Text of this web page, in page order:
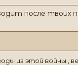
после твоих
из этой войны ,